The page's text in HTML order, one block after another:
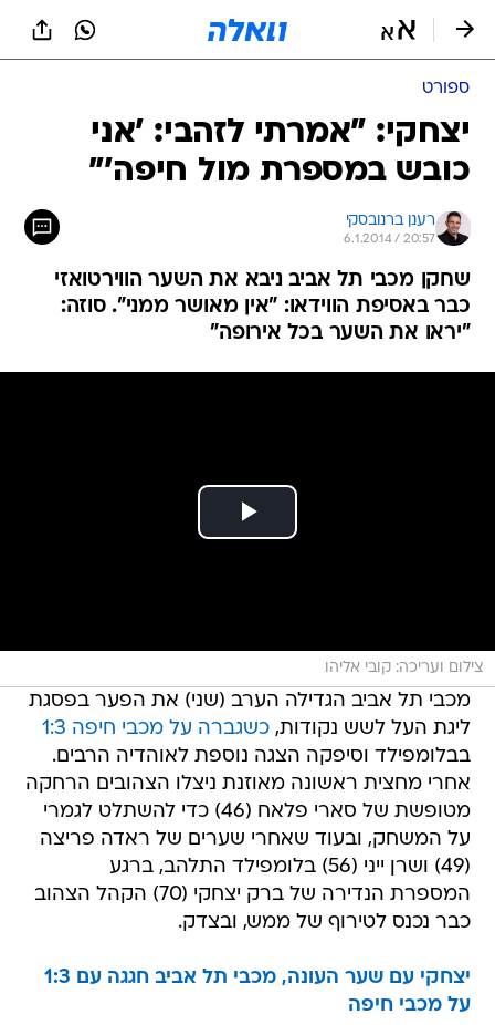
ספורט
יצחקי: "אמרתי לזהבי: 'אני
כובש במספרת מול חיפה'"
רענן ברנובסקי
6.1.2014 / 20:57
שחקן מכבי תל אביב ניבא את השער הווירטואזי
כבר באסיפת הווידאו: "אין מאושר ממני". סוזה:
"יראו את השער בכל אירופה"
צילום ועריכה: קובי אליהו
מכבי תל אביב הגדילה הערב (שני) את הפער בפסגת
ליגת העל לשש נקודות,כשגברה על מכבי חיפה 1:3
בבלומפילד וסיפקה הצגה נוספת לאוהדיה הרבים.
אחרי מחצית ראשונה מאוזנת ניצלו הצהובים הרחקה
מטופשת של סארי פלאח (46) כדי להשתלט לגמרי
על המשחק, ובעוד שאחרי שערים של ראדה פריצה
(49) ושרן ייני (56) בלומפילד התלהב, ברגע
המספרת הנדירה של ברק יצחקי (70) הקהל הצהוב
כבר נכנס לטירוף של ממש, ובצדק.
יצחקי עם שער העונה, מכבי תל אביב חגגה עם 1:3
על מכבי חיפה